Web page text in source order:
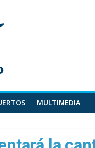
MULTIMEDIA